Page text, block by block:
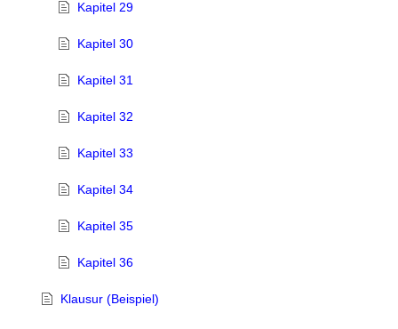
Kapitel 29
Kapitel 30
Kapitel 31
Kapitel 32
Kapitel 33
Kapitel 34
Kapitel 35
Kapitel 36
Klausur (Beispiel)